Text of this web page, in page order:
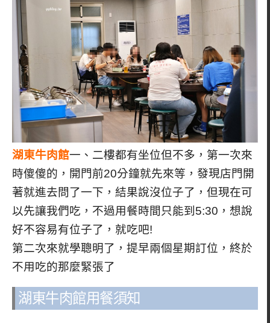
湖東牛肉館一、二樓都有坐位但不多，第一次來
時傻傻的，開門前20分鐘就先來等，發現店門開
著就進去問了一下，結果說沒位子了，但現在可
以先讓我們吃，不過用餐時間只能到5:30，想說
好不容易有位子了，就吃吧!
第二次來就學聰明了，提早兩個星期訂位，終於
不用吃的那麼緊張了
湖東牛肉館用餐須知